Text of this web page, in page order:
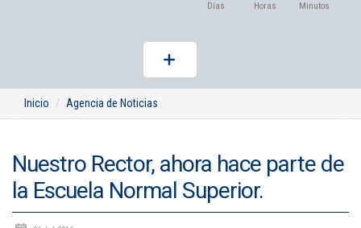
Días Horas Minutos
Inicio Agencia de Noticias
Nuestro Rector, ahora hace parte de
la Escuela Normal Superior.
Planta Docente
ADMISIONES
BIENESTAR
Centros
BIBLIOTECA